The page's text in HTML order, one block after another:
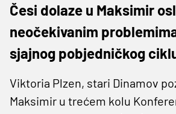
Česi dolaze u Maksimir
neočekivanim
sjajnog pobjedničkog
Viktoria Plzen, stari Dinamov
Maksimir u trećem kolu